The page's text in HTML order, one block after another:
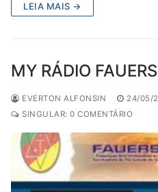
LEIA MAIS →
MY RÁDIO FAUERS
EVERTON ALFONSIN 24/05/
SINGULAR: 0 COMENTÁRIO